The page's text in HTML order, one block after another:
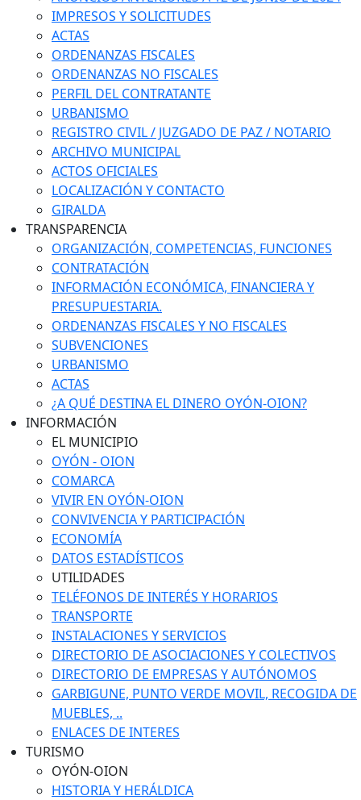
IMPRESOS Y SOLICITUDES
ACTAS
ORDENANZAS FISCALES
ORDENANZAS NO FISCALES
PERFIL DEL CONTRATANTE
URBANISMO
REGISTRO CIVIL / JUZGADO DE PAZ / NOTARIO
ARCHIVO MUNICIPAL
ACTOS OFICIALES
LOCALIZACIÓN Y CONTACTO
GIRALDA
TRANSPARENCIA
ORGANIZACIÓN, COMPETENCIAS, FUNCIONES
CONTRATACIÓN
INFORMACIÓN ECONÓMICA, FINANCIERA Y
PRESUPUESTARIA.
ORDENANZAS FISCALES Y NO FISCALES
SUBVENCIONES
URBANISMO
ACTAS
¿A QUÉ DESTINA EL DINERO OYÓN-OION?
INFORMACIÓN
EL MUNICIPIO
OYÓN - OION
COMARCA
VIVIR EN OYÓN-OION
CONVIVENCIA Y PARTICIPACIÓN
ECONOMÍA
DATOS ESTADÍSTICOS
UTILIDADES
TELÉFONOS DE INTERÉS Y HORARIOS
TRANSPORTE
INSTALACIONES Y SERVICIOS
DIRECTORIO DE ASOCIACIONES Y COLECTIVOS
DIRECTORIO DE EMPRESAS Y AUTÓNOMOS
GARBIGUNE, PUNTO VERDE MOVIL, RECOGIDA DE
MUEBLES, ..
ENLACES DE INTERES
TURISMO
OYÓN-OION
HISTORIA Y HERÁLDICA